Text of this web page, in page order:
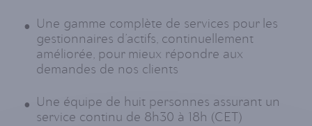
Une gamme complète de services pour les
gestionnaires d’actifs, continuellement
améliorée, pour mieux répondre aux
demandes de nos clients
Une équipe de huit personnes assurant un
service continu de 8h30 à 18h (CET)